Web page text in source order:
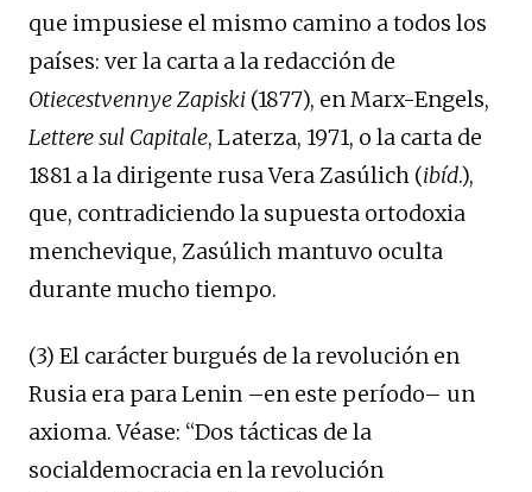
que impusiese el mismo camino a todos los
países: ver la carta a la redacción de
Otiecestvennye Zapiski (1877), en Marx-Engels,
Lettere sul Capitale, Laterza, 1971, o la carta de
1881 a la dirigente rusa Vera Zasúlich (ibíd.),
que, contradiciendo la supuesta ortodoxia
menchevique, Zasúlich mantuvo oculta
durante mucho tiempo.
(3) El carácter burgués de la revolución en
Rusia era para Lenin –en este período– un
axioma. Véase: “Dos tácticas de la
socialdemocracia en la revolución